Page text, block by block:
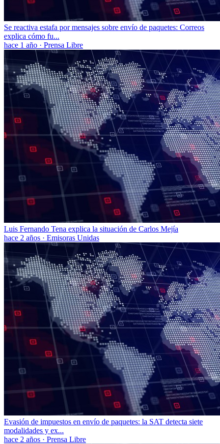
Se reactiva estafa por mensajes sobre envío de paquetes: Correos
explica cómo fu...
hace 1 año · Prensa Libre
Luis Fernando Tena explica la situación de Carlos Mejía
hace 2 años · Emisoras Unidas
Evasión de impuestos en envío de paquetes: la SAT detecta siete
modalidades y ex...
hace 2 años · Prensa Libre